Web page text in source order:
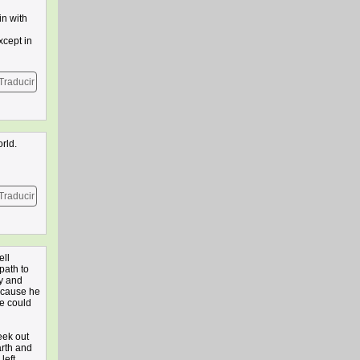
with
in
to
and
he
could
out
and